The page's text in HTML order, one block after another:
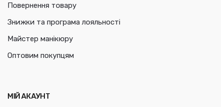
Повернення товару
Знижки та програма лояльності
Майстер манікюру
Оптовим покупцям
МІЙ АКАУНТ